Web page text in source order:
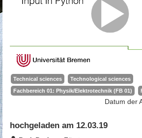
Technical sciences
Technological sciences
Fachbereich 01: Physik/Elektrotechnik (FB 01)
Datum der
hochgeladen am 12.03.19